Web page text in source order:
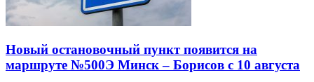
Новый остановочный пункт появится на
маршруте №500Э Минск – Борисов с 10 августа